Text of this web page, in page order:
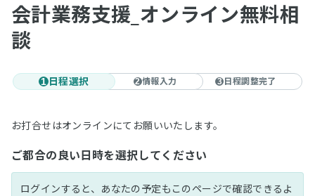
会計業務支援_オンライン無料相
談
1 日程選択 2情報入力 3 日程調整完了
お打合せはオンラインにてお願いいたします。
ご都合の良い日時を選択してください
ログインすると、あなたの予定もこのページで確認できるよ